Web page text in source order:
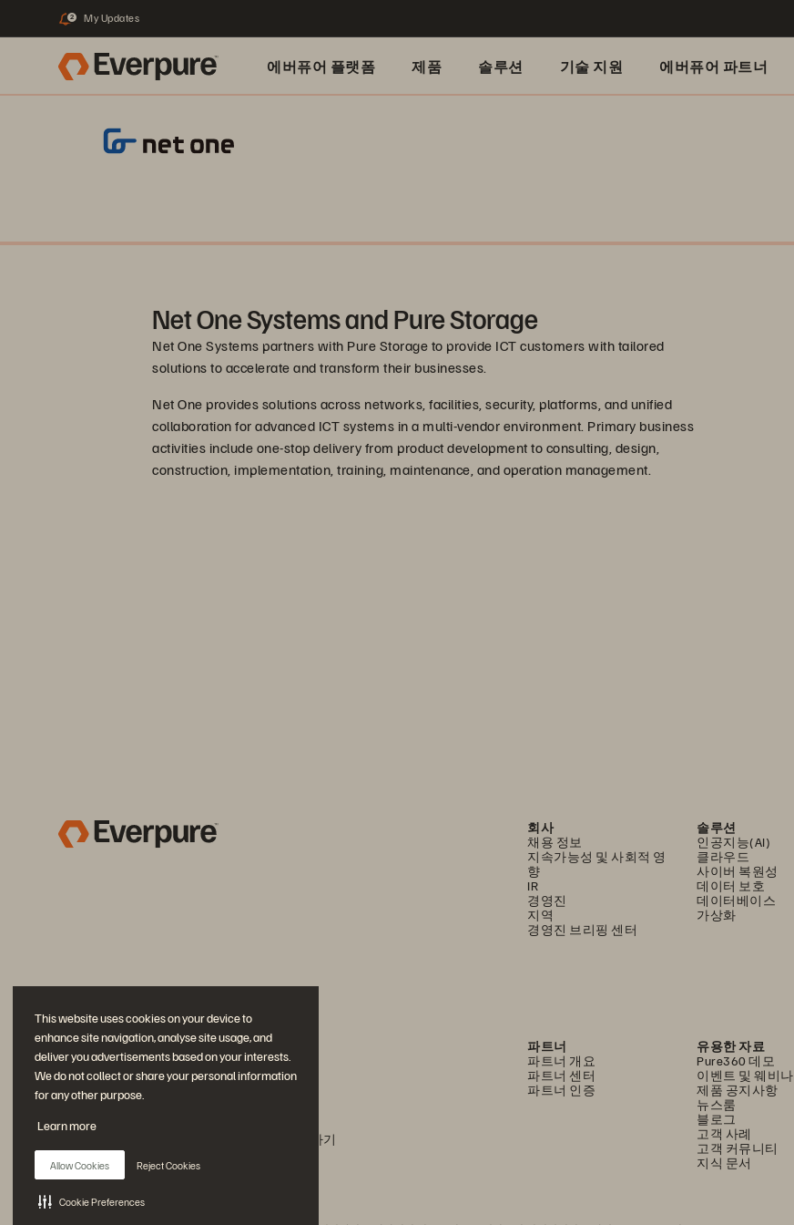
This website uses cookies on your device to
enhance site navigation, analyse site usage, and
deliver you advertisements based on your interests.
We do not collect or share your personal information
for any other purpose.
Learn more
Allow Cookies Reject Cookies
Cookie Preferences
2 My Updates
에버퓨어 플랫폼 제품 솔루션 기술 지원 에버퓨어 파트너
Net One Systems and Pure Storage
Net One Systems partners with Pure Storage to provide ICT customers with tailored
solutions to accelerate and transform their businesses.
Net One provides solutions across networks, facilities, security, platforms, and unified
collaboration for advanced ICT systems in a multi-vendor environment. Primary business
activities include one-stop delivery from product development to consulting, design,
construction, implementation, training, maintenance, and operation management.
회사
채용 정보
지속가능성 및 사회적 영
향
IR
경영진
지역
경영진 브리핑 센터
솔루션
인공지능(AI)
클라우드
사이버 복원성
데이터 보호
데이터베이스
가상화
파트너
파트너 개요
파트너 센터
파트너 인증
유용한 자료
Pure360 데모
이벤트 및 웨비나
제품 공지사항
뉴스룸
블로그
고객 사례
고객 커뮤니티
지식 문서
문의하기
에버퓨어(Everpure) 공식 소셜미디어 팔로우하기